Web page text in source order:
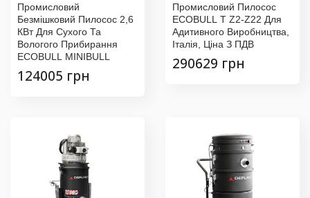
Промисловий
Безмішковий Пилосос 2,6
КВт Для Сухого Та
Вологого Прибирання
ECOBULL MINIBULL
124005 грн
Промисловий Пилосос
ECOBULL T Z2-Z22 Для
Адитивного Виробництва,
Італія, Ціна З ПДВ
290629 грн